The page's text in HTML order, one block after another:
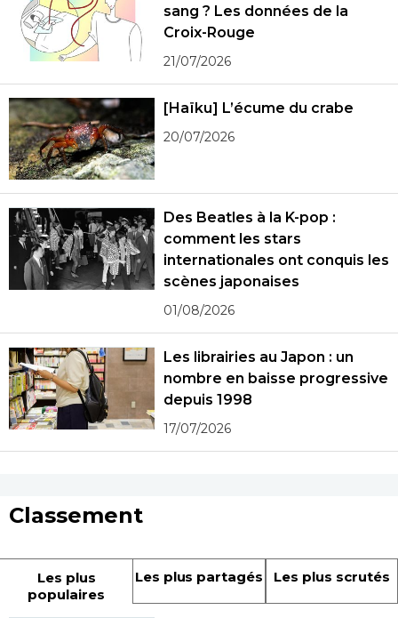
sang ? Les données de la
Croix-Rouge
21/07/2026
[Haïku] L’écume du crabe
20/07/2026
Des Beatles à la K-pop :
comment les stars
internationales ont conquis les
scènes japonaises
01/08/2026
Les librairies au Japon : un
nombre en baisse progressive
depuis 1998
17/07/2026
Classement
Les plus
populaires
Les plus partagés Les plus scrutés